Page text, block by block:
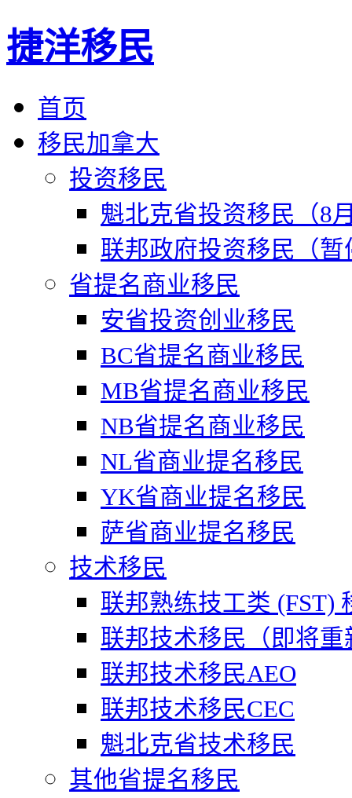
捷洋移民
首页
移民加拿大
投资移民
魁北克省投资移民（8
联邦政府投资移民（暂
省提名商业移民
安省投资创业移民
BC省提名商业移民
MB省提名商业移民
NB省提名商业移民
NL省商业提名移民
YK省商业提名移民
萨省商业提名移民
技术移民
联邦熟练技工类 (FST)
联邦技术移民（即将重
联邦技术移民AEO
联邦技术移民CEC
魁北克省技术移民
其他省提名移民